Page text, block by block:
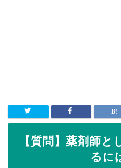
【質問】薬剤師
るに